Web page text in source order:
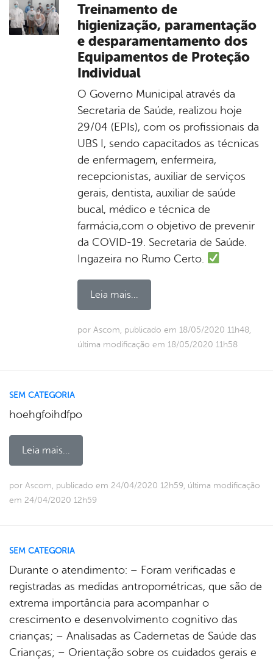
Treinamento de
higienização, paramentação
e desparamentamento dos
Equipamentos de Proteção
Individual
O Governo Municipal através da
Secretaria de Saúde, realizou hoje
29/04 (EPIs), com os profissionais da
UBS I, sendo capacitados as técnicas
de enfermagem, enfermeira,
recepcionistas, auxiliar de serviços
gerais, dentista, auxiliar de saúde
bucal, médico e técnica de
farmácia,com o objetivo de prevenir
da COVID-19. Secretaria de Saúde.
Ingazeira no Rumo Certo.
Leia mais...
por Ascom, publicado em 18/05/2020 11h48,
última modificação em 18/05/2020 11h58
SEM CATEGORIA
hoehgfoihdfpo
Leia mais...
por Ascom, publicado em 24/04/2020 12h59, última modificação
em 24/04/2020 12h59
SEM CATEGORIA
Durante o atendimento: – Foram verificadas e
registradas as medidas antropométricas, que são de
extrema importância para acompanhar o
crescimento e desenvolvimento cognitivo das
crianças; – Analisadas as Cadernetas de Saúde das
Crianças; – Orientação sobre os cuidados gerais e